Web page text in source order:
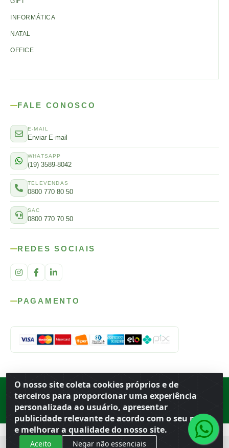
O nosso site coleta cookies próprios e de
terceiros para proporcionar uma experiência
personalizada ao usuário, apresentar
publicidade relevante de acordo com o seu perfil
e melhorar a qualidade do nosso site.
Aceito Negar não essenciais
INFORMÁTICA
NATAL
OFFICE
FALE CONOSCO
E-MAIL
Enviar E-mail
WHATSAPP
(19) 3589-8042
TELEVENDAS
0800 770 80 50
SAC
0800 770 70 50
REDES SOCIAIS
PAGAMENTO
Rod. SP-215, s/n, km 98 — Área Rural Porto Ferreira ·BR
· CEP
· CNPJ 56.679.863/0001-91
© 2026 Atacado Ideal